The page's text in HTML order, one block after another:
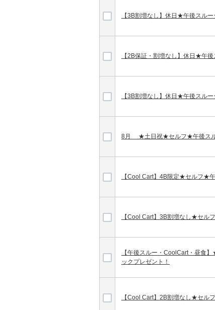
【3B割増なし】休日★午後スル
【2B保証・割増なし】休日★午
【3B割増なし】休日★午後スル
8月 ★土日祝★セルフ★午後ス
【Cool Cart】4B限定★セルフ★
【Cool Cart】3B割増なし★セ
【午後スルー・CoolCart・昼食
ックプレゼント！
【Cool Cart】2B割増なし★セル